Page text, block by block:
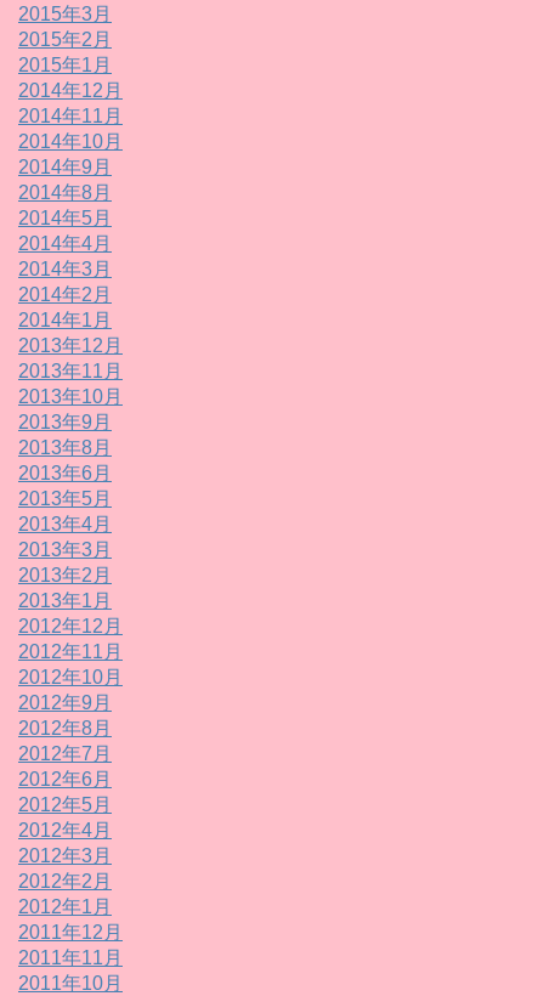
2015年3月
2015年2月
2015年1月
2014年12月
2014年11月
2014年10月
2014年9月
2014年8月
2014年5月
2014年4月
2014年3月
2014年2月
2014年1月
2013年12月
2013年11月
2013年10月
2013年9月
2013年8月
2013年6月
2013年5月
2013年4月
2013年3月
2013年2月
2013年1月
2012年12月
2012年11月
2012年10月
2012年9月
2012年8月
2012年7月
2012年6月
2012年5月
2012年4月
2012年3月
2012年2月
2012年1月
2011年12月
2011年11月
2011年10月